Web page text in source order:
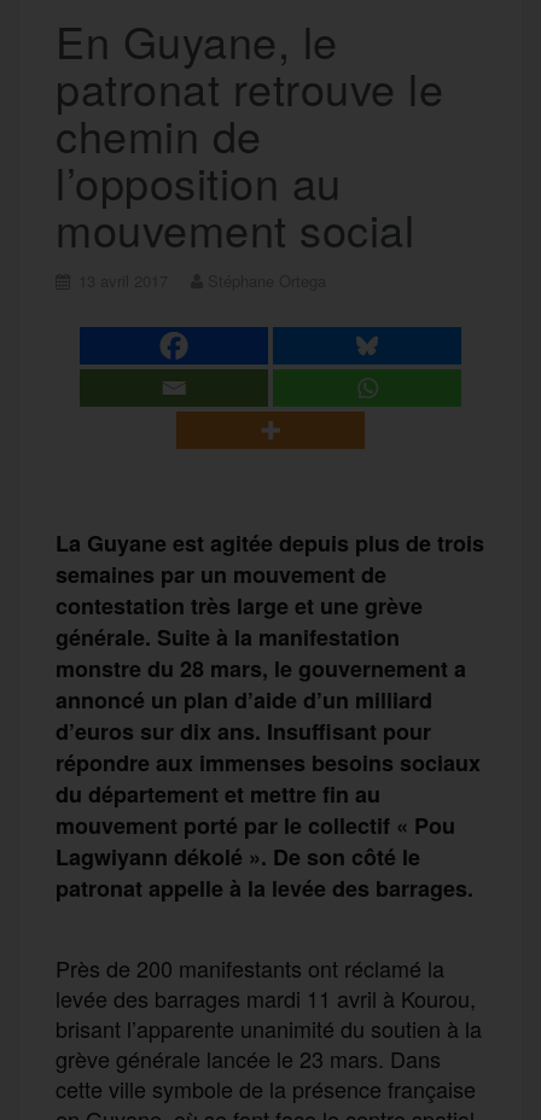
En Guyane, le
patronat retrouve le
chemin de
l’opposition au
mouvement social
La Guyane est agitée depuis plus de trois
semaines par un mouvement de
contestation très large et une grève
générale. Suite à la manifestation
monstre du 28 mars, le gouvernement a
annoncé un plan d’aide d’un milliard
d’euros sur dix ans. Insuffisant pour
répondre aux immenses besoins sociaux
du département et mettre fin au
mouvement porté par le collectif « Pou
Lagwiyann dékolé ». De son côté le
patronat appelle à la levée des barrages.
Près de 200 manifestants ont réclamé la
levée des barrages mardi 11 avril à Kourou,
brisant l’apparente unanimité du soutien à la
grève générale lancée le 23 mars. Dans
cette ville symbole de la présence française